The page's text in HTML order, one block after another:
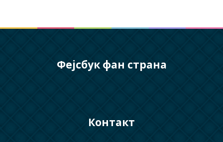
Фејсбук фан страна
Контакт